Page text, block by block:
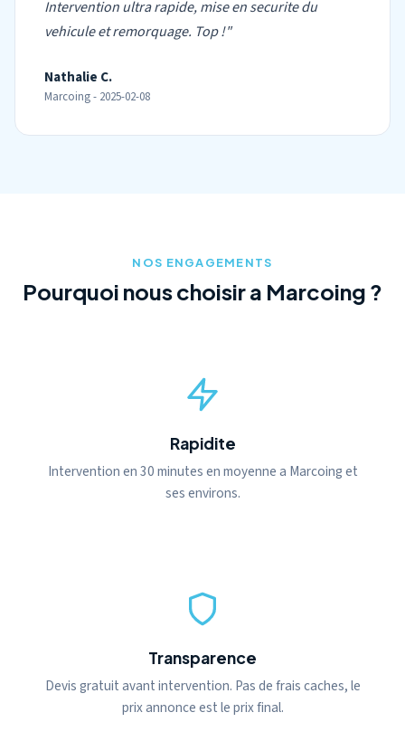
Intervention ultra rapide, mise en securite du
vehicule et remorquage. Top !"
Nathalie C.
Marcoing - 2025-02-08
NOS ENGAGEMENTS
Pourquoi nous choisir a Marcoing ?
Rapidite
Intervention en 30 minutes en moyenne a Marcoing et
ses environs.
Transparence
Devis gratuit avant intervention. Pas de frais caches, le
prix annonce est le prix final.